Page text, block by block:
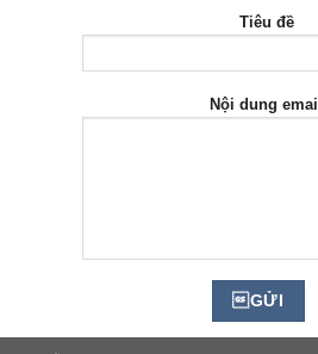
Tiêu đề
Nội dung email